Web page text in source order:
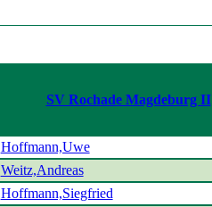
SV Rochade Magdeburg II
Hoffmann,Uwe
Weitz,Andreas
Hoffmann,Siegfried